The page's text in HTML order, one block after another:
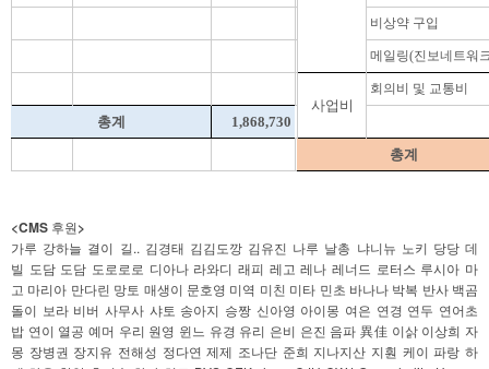
비상약 구입
메일링(진보네트워
사업비
회의비 및 교통비
총계
1,868,730
총계
<CMS 후원 >
가루 강하늘 결이 길 .. 김경태 김김도깡 김유진 나루 날총 냐니뉴 노키 당당 데
빌 도담 도담 도로로로 디아나 라와디 래피 레고 레나 레너드 로터스 루시아 마
고 마리아 만다린 망토 매생이 문호영 미역 미친 미타 민초 바나나 박복 반사 백곰
돌이
보라 비버 사무사 샤토 송아지 승짱 신아영 아이몽 여은 연경 연두 연어초
밥 연이 열공 예머 우리 원영 윈느 유경 유리 은비 은진 음파 異佳 이삵 이상희 자
몽 장병권 장지유 전해성 정다연 제제 조나단 준희 지나지산 지훤 케이 파랑 하